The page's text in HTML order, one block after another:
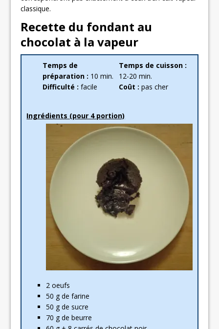
classique.
Recette du fondant au
chocolat à la vapeur
Temps de
préparation : 10 min.
Temps de cuisson :
12-20 min.
Difficulté :facile Coût : pas cher
Ingrédients (pour 4 portion)
2 oeufs
50 g de farine
50 g de sucre
70 g de beurre